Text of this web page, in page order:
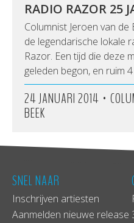
RADIO RAZOR 25
Columnist Jeroen van
de legendarische lokale
Razor. Een tijd die deze
geleden begon, en ruim
24 JANUARI 2014 •
BEEK
SNEL NAAR
Inschrijven artiesten
Aanmelden nieuwe release